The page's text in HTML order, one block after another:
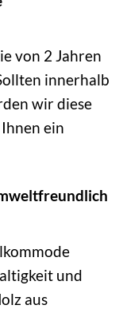
von 2 Jahren
innerhalb
wir diese
ein
und
aus